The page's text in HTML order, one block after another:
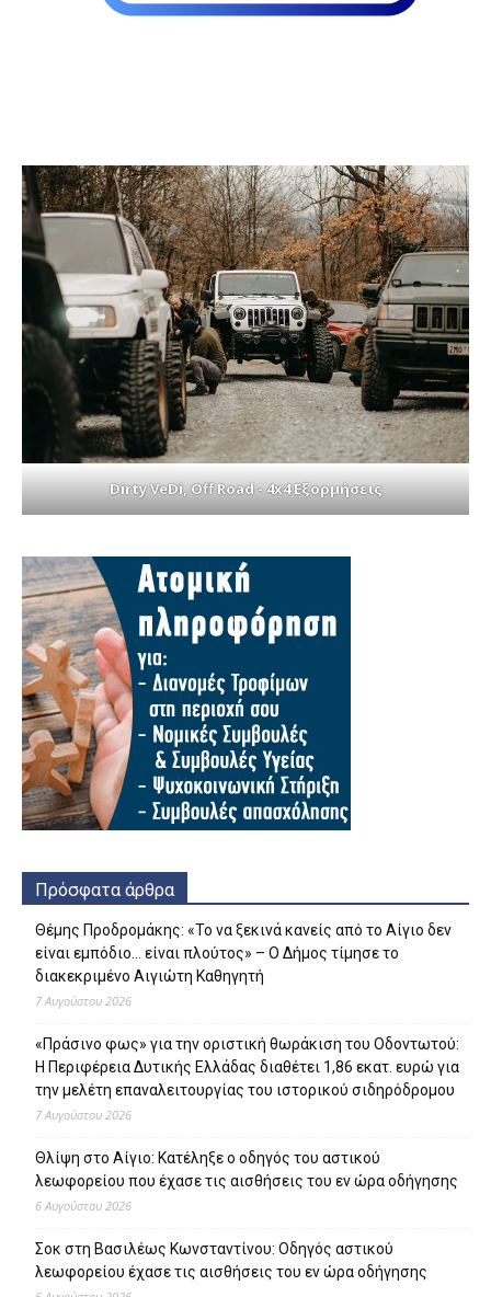
Dirty VeDi, Off Road - 4x4 Εξορμήσεις
Πρόσφατα άρθρα
Θέμης Προδρομάκης: «Το να ξεκινά κανείς από το Αίγιο δεν
είναι εμπόδιο… είναι πλούτος» – O Δήμος τίμησε το
διακεκριμένο Αιγιώτη Καθηγητή
7 Αυγούστου 2026
«Πράσινο φως» για την οριστική θωράκιση του Οδοντωτού:
Η Περιφέρεια Δυτικής Ελλάδας διαθέτει 1,86 εκατ. ευρώ για
την μελέτη επαναλειτουργίας του ιστορικού σιδηρόδρομου
7 Αυγούστου 2026
Θλίψη στο Αίγιο: Κατέληξε ο οδηγός του αστικού
λεωφορείου που έχασε τις αισθήσεις του εν ώρα οδήγησης
6 Αυγούστου 2026
Σοκ στη Βασιλέως Κωνσταντίνου: Οδηγός αστικού
λεωφορείου έχασε τις αισθήσεις του εν ώρα οδήγησης